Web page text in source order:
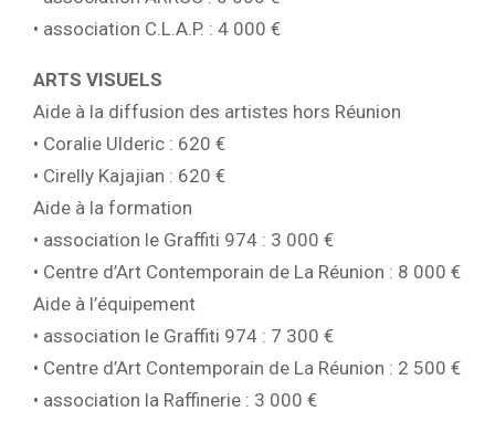
• association C.L.A.P. : 4 000 €
ARTS VISUELS
Aide à la diffusion des artistes hors Réunion
• Coralie Ulderic : 620 €
• Cirelly Kajajian : 620 €
Aide à la formation
• association le Graffiti 974 : 3 000 €
• Centre d’Art Contemporain de La Réunion : 8 000 €
Aide à l’équipement
• association le Graffiti 974 : 7 300 €
• Centre d’Art Contemporain de La Réunion : 2 500 €
• association la Raffinerie : 3 000 €